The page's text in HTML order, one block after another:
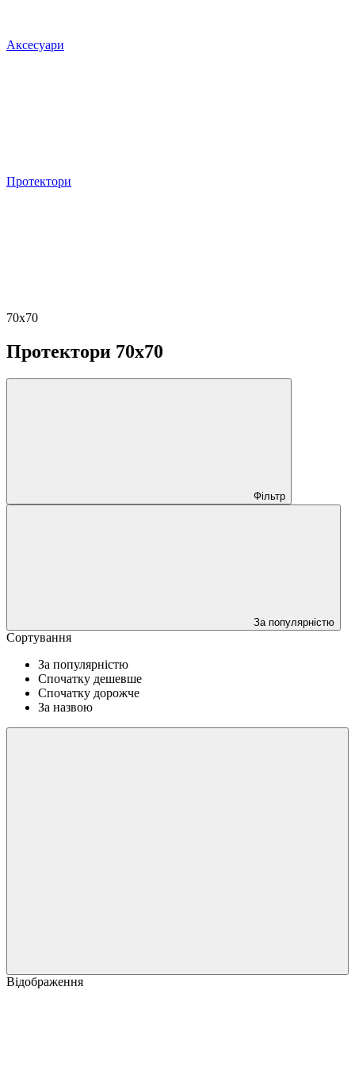
Аксесуари
Протектори
70x70
Протектори 70x70
Фільтр
За популярністю
Сортування
За популярністю
Спочатку дешевше
Спочатку дорожче
За назвою
Відображення